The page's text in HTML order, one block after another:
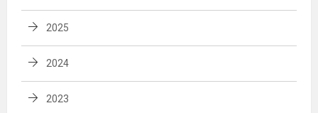
2025
2024
2023